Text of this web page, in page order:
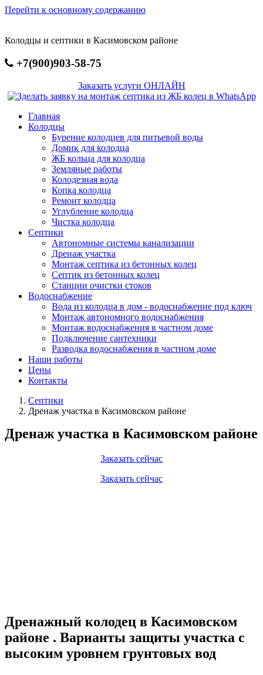
Перейти к основному содержанию
Колодцы и септики в Касимовском районе
+7(900)903-58-75
Заказать услуги ОНЛАЙН
Главная
Колодцы
Бурение колодцев для питьевой воды
Домик для колодца
ЖБ кольца для колодца
Земляные работы
Колодезная вода
Копка колодца
Ремонт колодца
Углубление колодца
Чистка колодца
Септики
Автономные системы канализации
Дренаж участка
Монтаж септика из бетонных колец
Септик из бетонных колец
Станции очистки стоков
Водоснабжение
Вода из колодца в дом - водоснабжение под ключ
Монтаж автономного водоснабжения
Монтаж водоснабжения в частном доме
Подключение сантехники
Разводка водоснабжения в частном доме
Наши работы
Цены
Контакты
Септики
Дренаж участка в Касимовском районе
Дренаж участка в Касимовском районе
Заказать сейчас
Заказать сейчас
Дренажный колодец в Касимовском
районе . Варианты защиты участка с
высоким уровнем грунтовых вод